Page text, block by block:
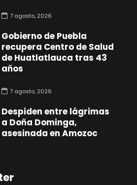
7 agosto, 2026
Gobierno de Puebla
recupera Centro de Salud
de Huatlatlauca tras 43
años
7 agosto, 2026
Despiden entre lágrimas
a Doña Dominga,
asesinada en Amozoc